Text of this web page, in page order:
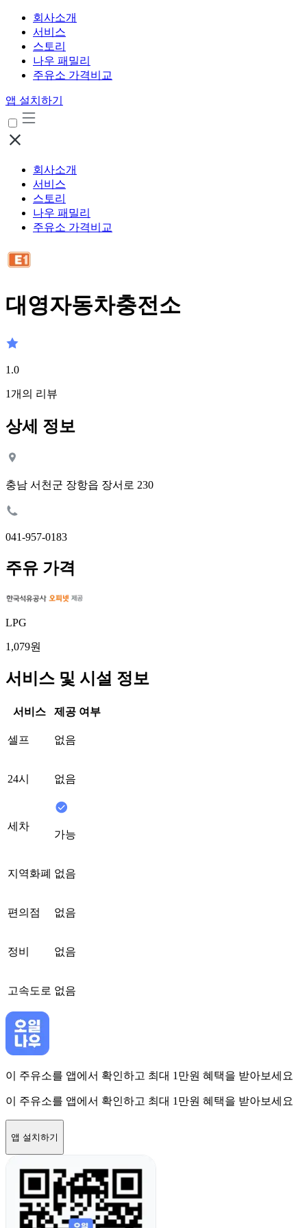
회사소개
서비스
스토리
나우 패밀리
주유소 가격비교
앱 설치하기
회사소개
서비스
스토리
나우 패밀리
주유소 가격비교
대영자동차충전소
1.0
1개의 리뷰
상세 정보
충남 서천군 장항읍 장서로 230
041-957-0183
주유 가격
LPG
1,079원
서비스 및 시설 정보
서비스 제공 여부
셀프 없음
24시 없음
세차
가능
지역화폐 없음
편의점 없음
정비 없음
고속도로 없음
이 주유소를 앱에서 확인하고 최대 1만원 혜택을 받아보세요
이 주유소를 앱에서 확인하고 최대 1만원 혜택을 받아보세요
앱 설치하기